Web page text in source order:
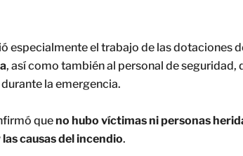
especialmente el trabajo de las dotaciones
, así como también al personal de
la emergencia.
queno hubo víctimas ni personas
causas del incendio.